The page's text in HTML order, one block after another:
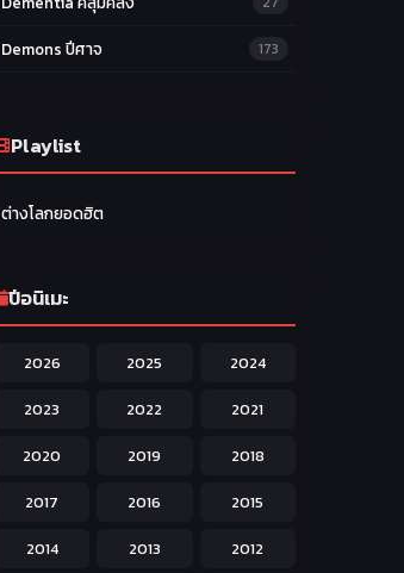
Demons ปีศาจ 173
Ecchi หื่น
Harem ฮาเร็ม 60
Hentai ลามก 42
Historical ประวัติศาสตร์
Horror หลอน
Isekai ต่างโลก 208
Josei สำหรับผู้หญิง
Playlist
ต่างโลกยอดฮิต
ปีอนิเมะ
2026 2025 2024
2023 2022 2021
2020 2019 2018
2017 2016 2015
2014 2013 2012